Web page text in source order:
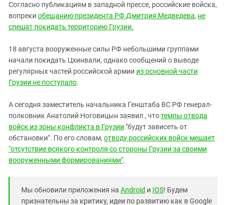
Согласно публикациям в западной прессе, российские войска,
вопреки обещанию президента РФ Дмитрия Медведева, не
спешат покидать территорию Грузии.
18 августа вооруженные силы РФ небольшими группами
начали покидать Цхинвали, однако сообщений о выводе
регулярных частей российской армии из основной части
Грузии не поступало.
А сегодня заместитель начальника Генштаба ВС РФ генерал-
полковник Анатолий Ноговицын заявил , чтотемпы отвода
войск из зоны конфликта в Грузии "будут зависеть от
обстановки". По его словам, отводу российских войск мешает
"отсутствие всякого контроля со стороны Грузии за своими
вооруженными формированиями".
Мы обновили приложения на Android и IOS! Будем
признательны за критику, идеи по развитию как в Google